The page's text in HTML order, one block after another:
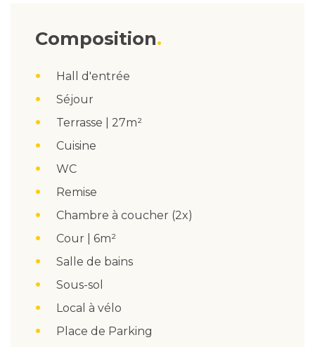
Composition
Hall d'entrée
Séjour
Terrasse | 27m²
Cuisine
WC
Remise
Chambre à coucher (2x)
Cour | 6m²
Salle de bains
Sous-sol
Local à vélo
Place de Parking